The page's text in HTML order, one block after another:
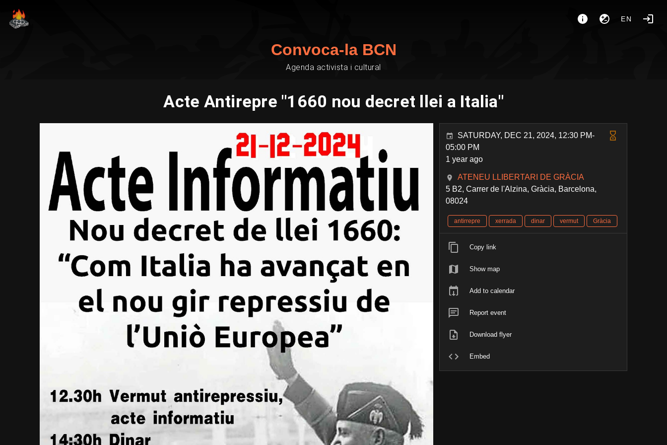
EN
Convoca-la BCN
Agenda activista i cultural
Acte Antirepre "1660 nou decret llei a Italia"
SATURDAY, DEC 21, 2024, 12:30 PM-
05:00 PM
1 year ago
ATENEU LLIBERTARI DE GRÀCIA
5 B2, Carrer de l'Alzina, Gràcia, Barcelona,
08024
antirrepre xerrada dinar vermut Gràcia
Copy link
Show map
Add to calendar
Report event
Download flyer
Embed